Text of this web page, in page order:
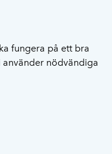
fungera på ett bra
nödvändiga